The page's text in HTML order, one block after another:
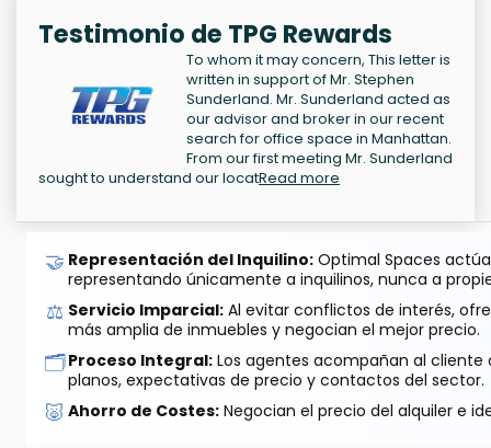
Testimonio de TPG Rewards
To whom it may concern, This letter is
written in support of Mr. Stephen
Sunderland. Mr. Sunderland acted as
our advisor and broker in our recent
search for office space in Manhattan.
From our first meeting Mr. Sunderland
sought to understand our locatRead more
🤝 Representación del Inquilino: Optimal Spaces
representando únicamente a inquilinos, nunca a
⚖️ Servicio Imparcial: Al evitar conflictos de interés,
más amplia de inmuebles y negocian el mejor precio.
🗂️Proceso Integral: Los agentes acompañan al
planos, expectativas de precio y contactos del sector.
🐷 Ahorro de Costes: Negocian el precio del alquiler e